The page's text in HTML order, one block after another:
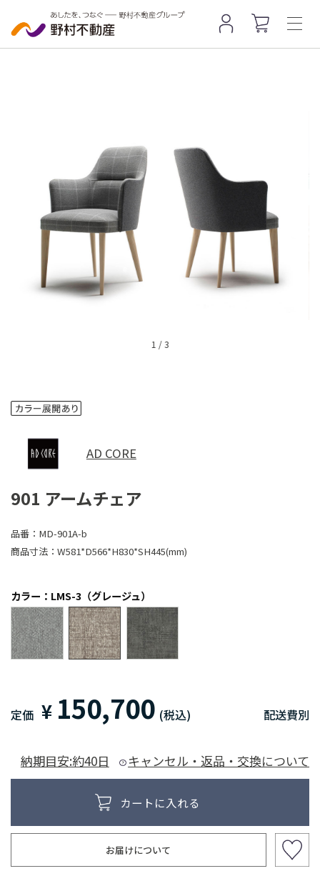
1 /3
AD CORE
901 アームチェア
品番： MD-901A-b
商品寸法： W581*D566*H830*SH445(mm)
カラー：LMS-3（グレージュ）
定価 ¥ 150,700 (税込) 配送費別
納期目安:約40日 キャンセル・返品・交換について
お届けについて